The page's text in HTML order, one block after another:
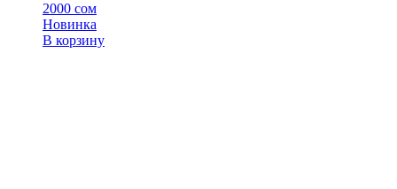
2000 сом
Новинка
В корзину